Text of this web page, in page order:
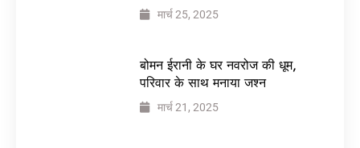
मार्च 25, 2025
बोमन ईरानी के घर नवरोज की धूम,
परिवार के साथ मनाया जश्न
मार्च 21, 2025